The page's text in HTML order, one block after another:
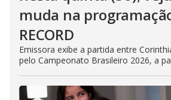
muda na
RECORD
Emissora exibe a partida entre
pelo Campeonato Brasileiro 2026, a